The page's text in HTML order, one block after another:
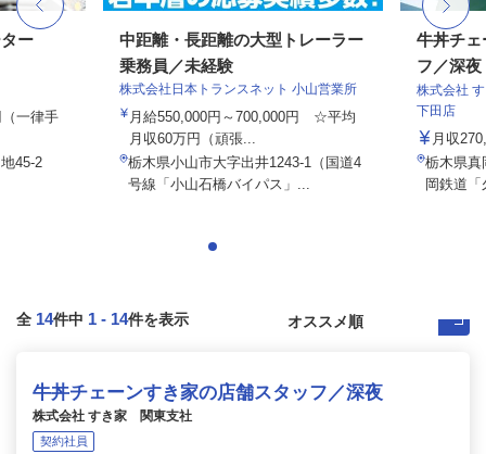
ー
一律手
地45-2
中距離・長距離の大型トレーラー
乗務員／未経験
株式会社日本トランスネット 小山営業所
月給550,000円～700,000円 ☆平均
月収60万円（頑張...
栃木県小山市大字出井1243-1（国道4
号線「小山石橋バイパス」...
牛丼チェ
フ／深夜
株式会社
下田店
月収
栃木県真
岡鉄道
全 14件中 1 - 14件を表示
牛丼チェーンすき家の店舗スタッフ／深夜
株式会社 すき家 関東支社
契約社員